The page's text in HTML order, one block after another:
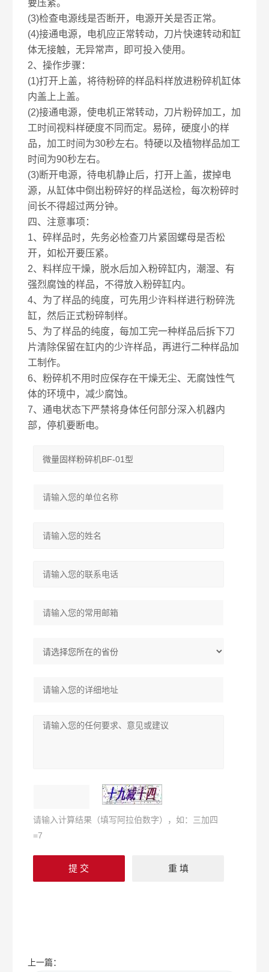
要压紧。
(3)检查电源线是否断开，电源开关是否正常。
(4)接通电源，电机应正常转动，刀片快速转动和缸
体无接触，无异常声，即可投入使用。
2、操作步骤：
(1)打开上盖，将待粉碎的样品料样放进粉碎机缸体
内盖上上盖。
(2)接通电源，使电机正常转动，刀片粉碎加工，加
工时间视料样硬度不同而定。易碎，硬度小的样
品，加工时间为30秒左右。特硬以及植物样品加工
时间为90秒左右。
(3)断开电源，待电机静止后，打开上盖，拔掉电
源，从缸体中倒出粉碎好的样品送检，每次粉碎时
间长不得超过两分钟。
四、注意事项：
1、碎样品时，先务必检查刀片紧固螺母是否松
开，如松开要压紧。
2、料样应干燥，脱水后加入粉碎缸内，潮湿、有
强烈腐蚀的样品，不得放入粉碎缸内。
4、为了样品的纯度，可先用少许料样进行粉碎洗
缸，然后正式粉碎制样。
5、为了样品的纯度，每加工完一种样品后拆下刀
片清除保留在缸内的少许样品，再进行二种样品加
工制作。
6、粉碎机不用时应保存在干燥无尘、无腐蚀性气
体的环境中，减少腐蚀。
7、通电状态下严禁将身体任何部分深入机器内
部，停机要断电。
请输入计算结果（填写阿拉伯数字），如：三加四
=7
上一篇：